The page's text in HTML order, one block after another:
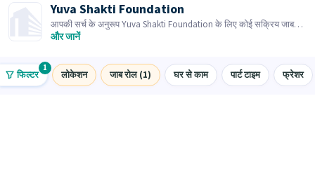
Yuva Shakti Foundation
आपकी सर्च के अनुरूप Yuva Shakti Foundation के लिए कोई सक्रिय जाब
ओपनिंग नहीं है। समान जाब ओपनिंग्स ब्राउज़ करें।
और जानें
फिल्टर
1
लोकेशन जाब रोल (1) घर से काम पार्ट टाइम फ्रेशर